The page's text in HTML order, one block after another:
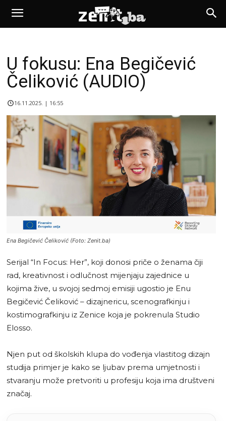
U fokusu: Ena Begičević
Čeliković (AUDIO)
16.11.2025. | 16:55
Ena Begičević Čeliković (Foto: Zenit.ba)
Serijal “In Focus: Her”, koji donosi priče o ženama čiji
rad, kreativnost i odlučnost mijenjaju zajednice u
kojima žive, u svojoj sedmoj emisiji ugostio je Enu
Begičević Čeliković – dizajnericu, scenografkinju i
kostimografkinju iz Zenice koja je pokrenula Studio
Elosso.
Njen put od školskih klupa do vođenja vlastitog dizajn
studija primjer je kako se ljubav prema umjetnosti i
stvaranju može pretvoriti u profesiju koja ima društveni
značaj.